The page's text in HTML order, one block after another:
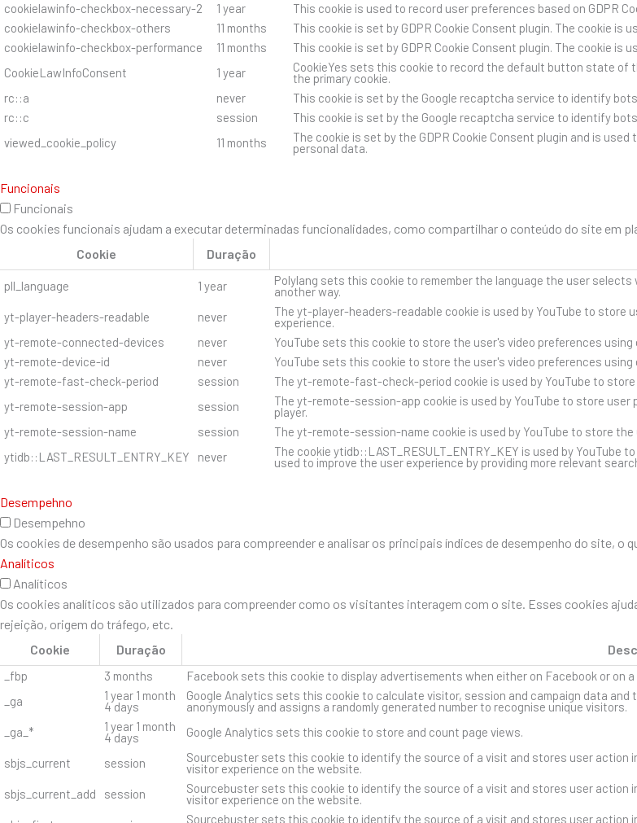
cookielawinfo-checkbox-necessary-2
1 year
This cookie is used to record user preferences based on GDPR
cookielawinfo-checkbox-others
11 months
This cookie is set by GDPR Cookie Consent plugin. The cookie
cookielawinfo-checkbox-performance
11 months
This cookie is set by GDPR Cookie Consent plugin. The cookie
CookieLawInfoConsent
1 year CookieYes sets this cookie to record the default button state of
the primary cookie.
rc::a
never
This cookie is set by the Google recaptcha service to identify
rc::c
session
This cookie is set by the Google recaptcha service to identify
viewed_cookie_policy
11 months The cookie is set by the GDPR Cookie Consent plugin and is
personal data.
Funcionais
Funcionais
Os cookies funcionais ajudam a executar determinadas funcionalidades, como compartilhar o conteúdo do site em
Cookie
Duração
pll_language 1 year Polylang sets this cookie to remember the language the user
another way.
yt-player-headers-readable
never The yt-player-headers-readable cookie is used by YouTube to
experience.
yt-remote-connected-devices
never
YouTube sets this cookie to store the user's video preferences using
yt-remote-device-id
never
YouTube sets this cookie to store the user's video preferences using
yt-remote-fast-check-period
session
The yt-remote-fast-check-period cookie is used by YouTube to
yt-remote-session-app
session The yt-remote-session-app cookie is used by YouTube to store
player.
yt-remote-session-name
session
The yt-remote-session-name cookie is used by YouTube to store
ytidb::LAST_RESULT_ENTRY_KEY
never The cookie ytidb::LAST_RESULT_ENTRY_KEY is used by
used to improve the user experience by providing more relevant
Desempehno
Desempehno
Os cookies de desempenho são usados ​​para compreender e analisar os principais índices de desempenho do site, o
Analíticos
Analíticos
Os cookies analíticos são utilizados para compreender como os visitantes interagem com o site. Esses cookies
rejeição, origem do tráfego, etc.
Cookie
Duração
_fbp 3 months
Facebook sets this cookie to display advertisements when either on Facebook or
_ga
1 year 1 month
4 days
Google Analytics sets this cookie to calculate visitor, session and campaign data
anonymously and assigns a randomly generated number to recognise unique visitors.
_ga_*
1 year 1 month
4 days Google Analytics sets this cookie to store and count page views.
sbjs_current session Sourcebuster sets this cookie to identify the source of a visit and stores user action
visitor experience on the website.
sbjs_current_add
session Sourcebuster sets this cookie to identify the source of a visit and stores user action
visitor experience on the website.
Sourcebuster sets this cookie to identify the source of a visit and stores user action